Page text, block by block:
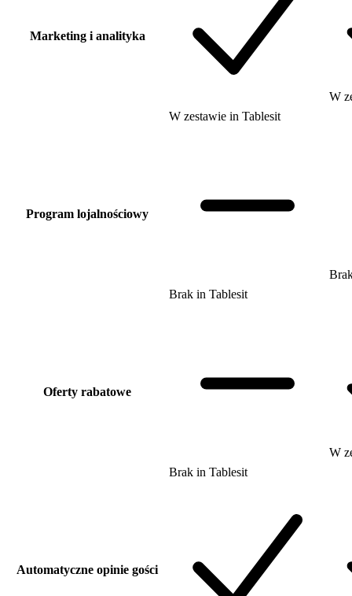
Marketing i analityka
W zestawie in Tablesit
W
Program lojalnościowy
Brak in Tablesit
Oferty rabatowe
Brak in Tablesit
W
Automatyczne opinie gości